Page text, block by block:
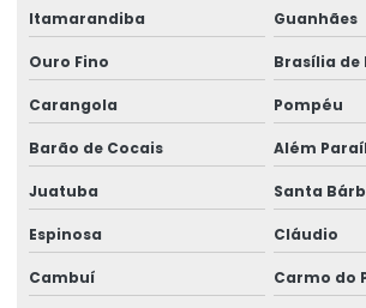
Reforma de ponte rolante em sc
Reforma de ponte rolante em sp
Reforma de talha elétrica
Reforma de talha elétrica em am
Reforma de talha elétrica em sc
Representação swf krantechnik brasil
Retrofit de pontes rolantes
Itamarandiba Guanhães
Ouro Fino Brasília de
Carangola Pompéu
Barão de Cocais Além
Juatuba Santa
Espinosa Cláudio
Cambuí Carmo do